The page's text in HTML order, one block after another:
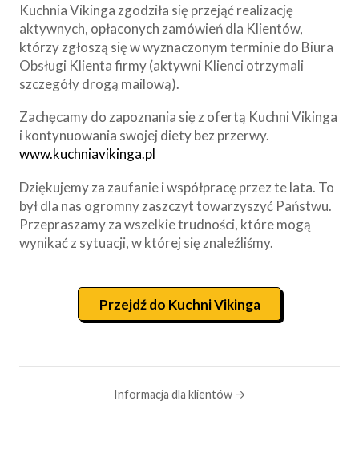
Kuchnia Vikinga zgodziła się przejąć realizację
aktywnych, opłaconych zamówień dla Klientów,
którzy zgłoszą się w wyznaczonym terminie do Biura
Obsługi Klienta firmy (aktywni Klienci otrzymali
szczegóły drogą mailową).
Zachęcamy do zapoznania się z ofertą Kuchni Vikinga
i kontynuowania swojej diety bez przerwy.
www.kuchniavikinga.pl
Dziękujemy za zaufanie i współpracę przez te lata. To
był dla nas ogromny zaszczyt towarzyszyć Państwu.
Przepraszamy za wszelkie trudności, które mogą
wynikać z sytuacji, w której się znaleźliśmy.
Przejdź do Kuchni Vikinga
Informacja dla klientów →